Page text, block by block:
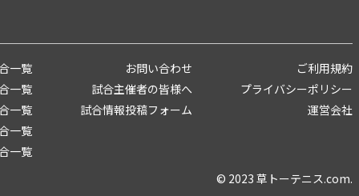
一覧
一覧
一覧
一覧
一覧
お問い合わせ
試合主催者の皆様へ
試合情報投稿フォーム
ご利用規約
プライバシーポリシー
運営会社
© 2023 草トーテニス.com.